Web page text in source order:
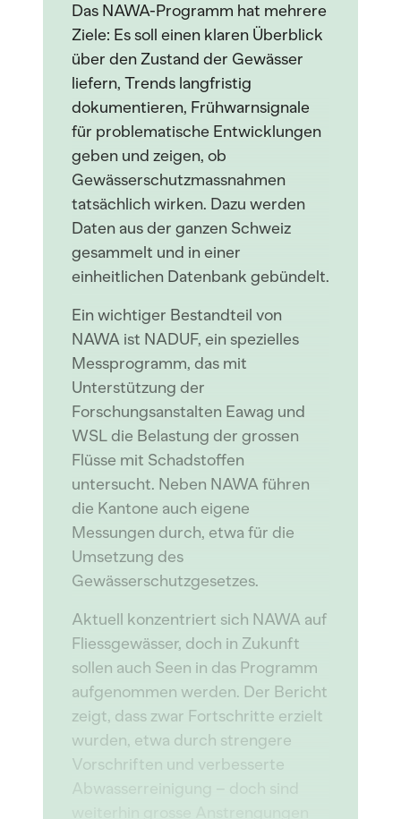
Das NAWA-Programm hat mehrere
Ziele: Es soll einen klaren Überblick
über den Zustand der Gewässer
liefern, Trends langfristig
dokumentieren, Frühwarnsignale
für problematische Entwicklungen
geben und zeigen, ob
Gewässerschutzmassnahmen
tatsächlich wirken. Dazu werden
Daten aus der ganzen Schweiz
gesammelt und in einer
einheitlichen Datenbank gebündelt.
Ein wichtiger Bestandteil von
NAWA ist NADUF, ein spezielles
Messprogramm, das mit
Unterstützung der
Forschungsanstalten Eawag und
WSL die Belastung der grossen
Flüsse mit Schadstoffen
untersucht. Neben NAWA führen
die Kantone auch eigene
Messungen durch, etwa für die
Umsetzung des
Gewässerschutzgesetzes.
Aktuell konzentriert sich NAWA auf
Fliessgewässer, doch in Zukunft
sollen auch Seen in das Programm
aufgenommen werden. Der Bericht
zeigt, dass zwar Fortschritte erzielt
wurden, etwa durch strengere
Vorschriften und verbesserte
Abwasserreinigung – doch sind